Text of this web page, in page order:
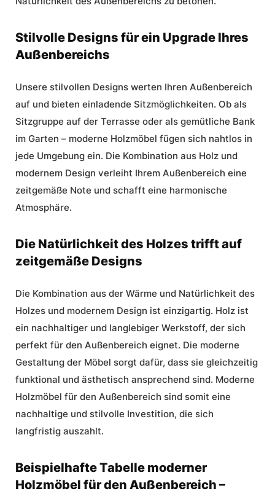
Stilvolle Designs für ein Upgrade Ihres
Außenbereichs
Unsere stilvollen Designs werten Ihren Außenbereich
auf und bieten einladende Sitzmöglichkeiten. Ob als
Sitzgruppe auf der Terrasse oder als gemütliche Bank
im Garten – moderne Holzmöbel fügen sich nahtlos in
jede Umgebung ein. Die Kombination aus Holz und
modernem Design verleiht Ihrem Außenbereich eine
zeitgemäße Note und schafft eine harmonische
Atmosphäre.
Die Natürlichkeit des Holzes trifft auf
zeitgemäße Designs
Die Kombination aus der Wärme und Natürlichkeit des
Holzes und modernem Design ist einzigartig. Holz ist
ein nachhaltiger und langlebiger Werkstoff, der sich
perfekt für den Außenbereich eignet. Die moderne
Gestaltung der Möbel sorgt dafür, dass sie gleichzeitig
funktional und ästhetisch ansprechend sind. Moderne
Holzmöbel für den Außenbereich sind somit eine
nachhaltige und stilvolle Investition, die sich
langfristig auszahlt.
Beispielhafte Tabelle moderner
Holzmöbel für den Außenbereich –